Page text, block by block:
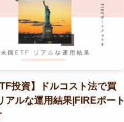
投資】ドルコスト法で買
アルな運用結果|FIREポート